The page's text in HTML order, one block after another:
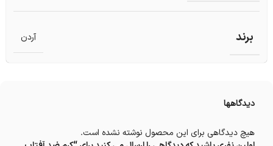
برند آردن
دیدگاهها
هیچ دیدگاهی برای این محصول نوشته نشده است.